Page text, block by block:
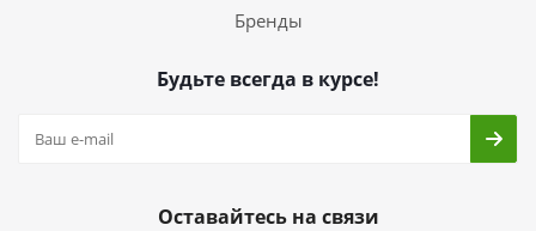
Бренды
Будьте всегда в курсе!
Оставайтесь на связи